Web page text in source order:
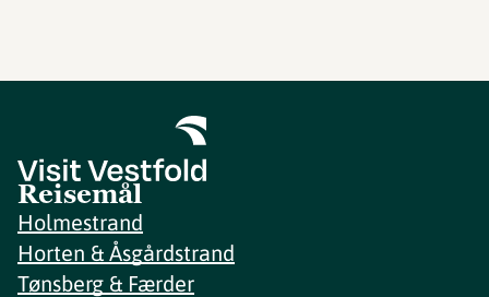
Reisemål
Holmestrand
Horten & Åsgårdstrand
Tønsberg & Færder